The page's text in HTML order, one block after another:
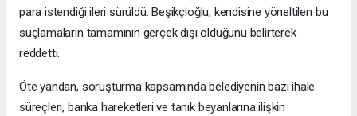
para istendiği ileri sürüldü. Beşikçioğlu, kendisine yöneltilen bu
suçlamaların tamamının gerçek dışı olduğunu belirterek
reddetti.
Öte yandan, soruşturma kapsamında belediyenin bazı ihale
süreçleri, banka hareketleri ve tanık beyanlarına ilişkin